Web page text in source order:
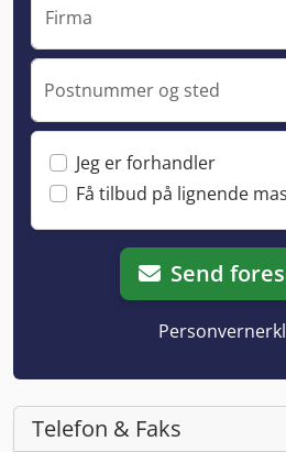
Firma
Postnummer og sted
Jeg er forhandler
Få tilbud på lignende
Send
Telefon & Faks